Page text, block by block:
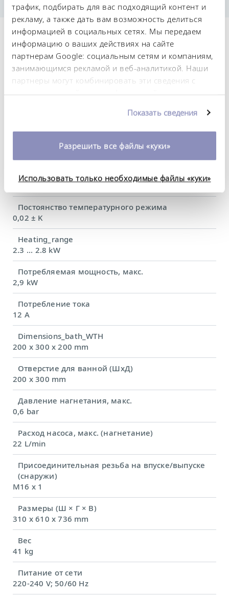
трафик, подбирать для вас подходящий контент и
рекламу, а также дать вам возможность делиться
информацией в социальных сетях. Мы передаем
информацию о ваших действиях на сайте
партнерам Google: социальным сетям и компаниям,
занимающимся рекламой и веб-аналитикой. Наши
партнеры могут комбинировать эти сведения с
предоставленной вами информацией, а также
использовании вами их сервисов. Вы можете
изменить или отозвать свое согласие в любое
время. Более подробную информацию об этом вы
можете найти в нашей
политике
Показать сведения
Разрешить все файлы «куки»
Использовать только необходимые файлы «куки»
Технические
характеристики (согл.
DIN 12876)
Диапазон рабочих температур
Рабочий диапазон температур
Диапазон температуры окружающей среды
5 ... 40 °C
Постоянство температурного режима
0,02 ± K
Heating_range
2.3 ... 2.8 kW
Потребляемая мощность, макс.
2,9 kW
Потребление тока
12 A
Dimensions_bath_WTH
200 x 300 x 200 mm
Отверстие для ванной (ШхД)
200 x 300 mm
Давление нагнетания, макс.
0,6 bar
Расход насоса, макс. (нагнетание)
22 L/min
Присоединительная резьба на впуске/выпуске
(снаружи)
M16 x 1
Размеры (Ш × Г × В)
310 x 610 x 736 mm
Вес
41 kg
Питание от сети
220-240 V; 50/60 Hz